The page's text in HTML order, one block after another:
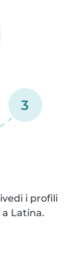
3
i profili
Latina.